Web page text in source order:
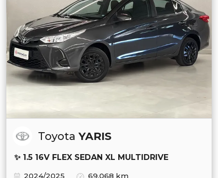
Toyota YARIS
✨ 1.5 16V FLEX SEDAN XL MULTIDRIVE
2024/2025
69.068 km